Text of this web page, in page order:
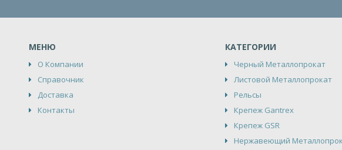
МЕНЮ
О Компании
Справочник
Доставка
Контакты
КАТЕГОРИИ
Черный Металлопрокат
Листовой Металлопрокат
Рельсы
Крепеж Gantrex
Крепеж GSR
Нержавеющий